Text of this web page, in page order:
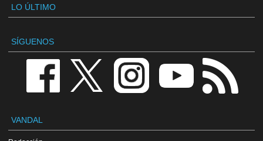
LO ÚLTIMO
SÍGUENOS
VANDAL